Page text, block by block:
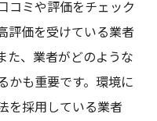
長持ちさせるコツ
コミや評価をチェック
評価を受けている業者
た、業者がどのような
かも重要です。環境に
を採用している業者